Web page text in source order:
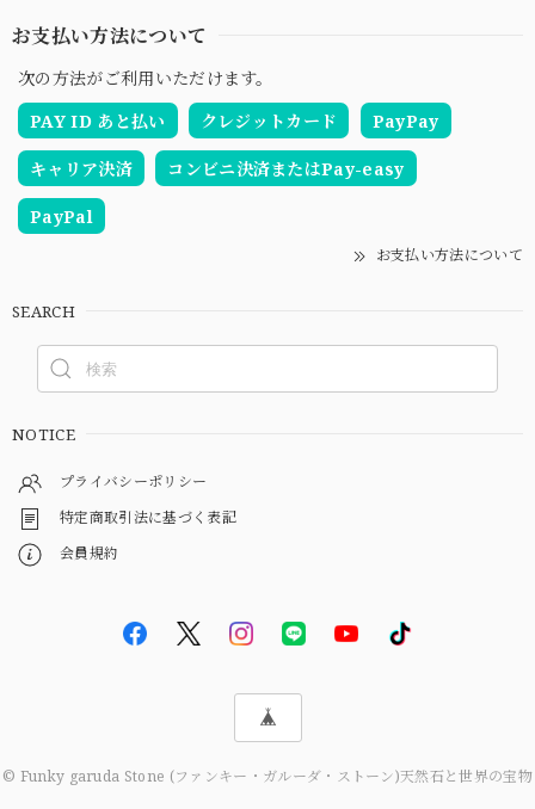
お支払い方法について
次の方法がご利用いただけます。
PAY ID あと払い
クレジットカード PayPay
キャリア決済 コンビニ決済またはPay-easy
PayPal
お支払い方法について
SEARCH
NOTICE
プライバシーポリシー
特定商取引法に基づく表記
会員規約
© Funky garuda Stone (ファンキー・ガルーダ・ストーン)天然石と世界の宝物